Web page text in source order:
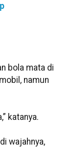
bola mata di
namun
katanya.
wajahnya,